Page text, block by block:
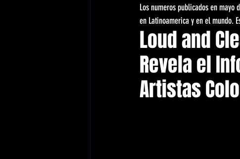
Los numeros publicados en
en Latinoamerica y en el mundo.
Loud and
Revela el
Artistas